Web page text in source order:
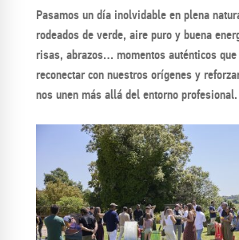
Pasamos un día inolvidable en plena
rodeados de verde, aire puro y buena
risas, abrazos… momentos auténticos
reconectar con nuestros orígenes y
nos unen más allá del entorno profesional.